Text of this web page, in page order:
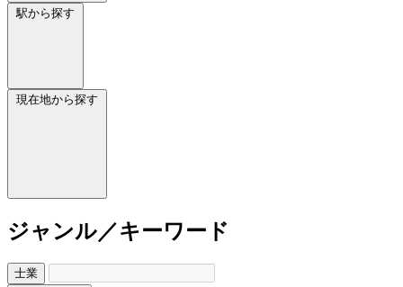
駅から探す
現在地から探す
ジャンル／キーワード
士業